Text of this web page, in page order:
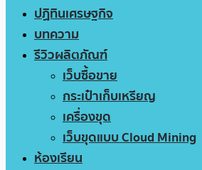
ปฏิทินเศรษฐกิจ
บทความ
รีวิวผลิตภัณฑ์
เว็บซื้อขาย
กระเป๋าเก็บเหรียญ
เครื่องขุด
เว็บขุดแบบ Cloud Mining
ห้องเรียน